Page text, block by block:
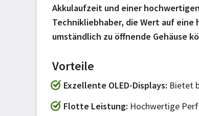
Akkulaufzeit und einer
Technikliebhaber, die Wert auf
umständlich zu öffnende Gehäuse
Vorteile
Exzellente OLED-Displays Bietet
Flotte Leistung Hochwertige